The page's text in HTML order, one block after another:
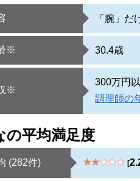
「腕」
※ 30.4歳
※
300万円
調理師の
の平均満足度
(282件) [